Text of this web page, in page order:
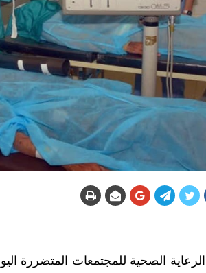
الصحية للمجتمعات المتضررة